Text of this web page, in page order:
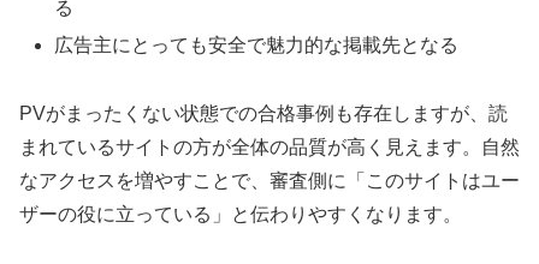
る
広告主にとっても安全で魅力的な掲載先となる
PVがまったくない状態での合格事例も存在しますが、読
まれているサイトの方が全体の品質が高く見えます。自然
なアクセスを増やすことで、審査側に「このサイトはユー
ザーの役に立っている」と伝わりやすくなります。